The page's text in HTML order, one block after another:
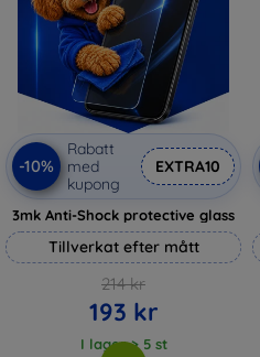
-10%
Rabatt
med
kupong
EXTRA10
3mk Anti-Shock protective glass
Tillverkat efter mått
214 kr
193 kr
I lager > 5 st